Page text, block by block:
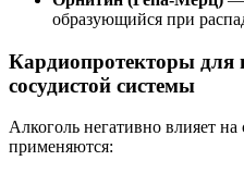
образующийся при
Кардиопротекторы для
сосудистой системы
Алкоголь негативно влияет
применяются: